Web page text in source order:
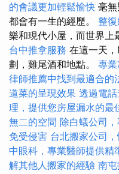
的會議更加輕鬆愉快 毫
都會有一生的經歷。 整
樂和現代小屋，而世界上
台中推拿服務 在這一天
劃，雞尾酒和地點。 專
律師推薦中找到最適合的
道菜的呈現效果 透過電
理，提供您房屋漏水的最
無二的空間 除白蟻公司
免受侵害 台北搬家公司
中眼科，專業醫師提供精
解其他人搬家的經驗 南